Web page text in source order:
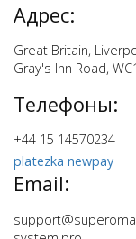
Адрес:
Great Britain,
Gray's Inn Road,
Телефоны:
+44 15 14570234
platezka newpay
Email: